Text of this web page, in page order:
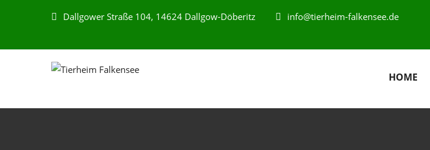
Dallgower Straße 104, 14624 Dallgow-Döberitz info@tierheim-falkensee.de
HOME